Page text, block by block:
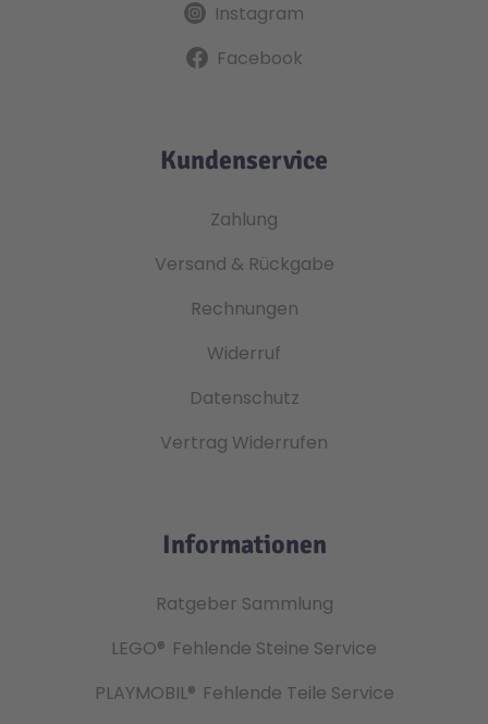
Instagram
Facebook
Kundenservice
Zahlung
Versand & Rückgabe
Rechnungen
Widerruf
Datenschutz
Vertrag Widerrufen
Informationen
Ratgeber Sammlung
LEGO® Fehlende Steine Service
PLAYMOBIL® Fehlende Teile Service